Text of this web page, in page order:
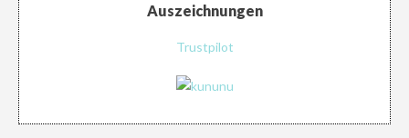
Auszeichnungen
Trustpilot